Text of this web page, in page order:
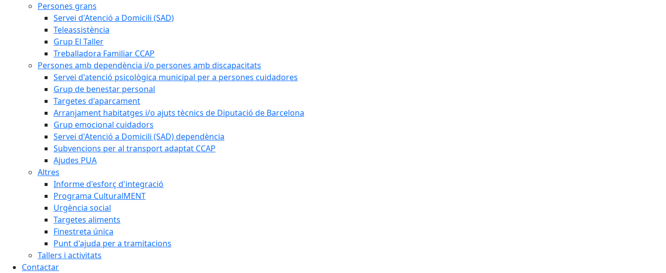
Persones grans
Servei d'Atenció a Domicili (SAD)
Teleassistència
Grup El Taller
Treballadora Familiar CCAP
Persones amb dependència i/o persones amb discapacitats
Servei d'atenció psicològica municipal per a persones cuidadores
Grup de benestar personal
Targetes d'aparcament
Arranjament habitatges i/o ajuts tècnics de Diputació de Barcelona
Grup emocional cuidadors
Servei d'Atenció a Domicili (SAD) dependència
Subvencions per al transport adaptat CCAP
Ajudes PUA
Altres
Informe d'esforç d'integració
Programa CulturalMENT
Urgència social
Targetes aliments
Finestreta única
Punt d'ajuda per a tramitacions
Tallers i activitats
Contactar